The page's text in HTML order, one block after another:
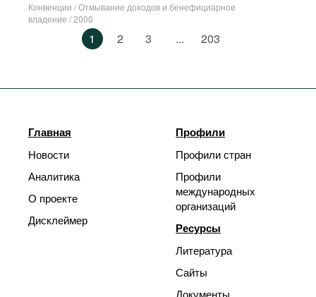
Конвенции / Отмывание доходов и бенефициарноe
владение / 2000
1 2 3 ... 203
Главная
Новости
Аналитика
О проекте
Дисклеймер
Профили
Профили стран
Профили
международных
организаций
Ресурсы
Литература
Сайты
Документы